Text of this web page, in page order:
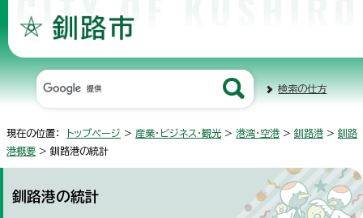
検索の仕方
現在の位置： トップページ > 産業・ビジネス・観光 > 港湾・空港 > 釧路港 > 釧路
港概要 > 釧路港の統計
釧路港の統計